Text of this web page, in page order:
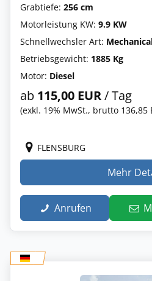
Grabtiefe: 256 cm
Motorleistung KW: 9.9 KW
Schnellwechsler Art:
Betriebsgewicht: 1885 Kg
Motor: Diesel
ab 115,00 EUR/ Tag
(exkl. 19% MwSt., brutto 136,85
FLENSBURG
Mehr
Anrufen